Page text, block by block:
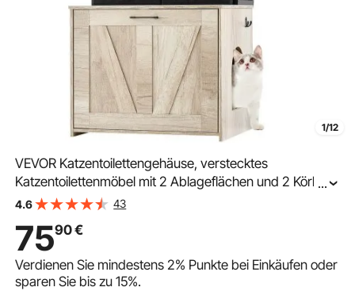
1/12
VEVOR Katzentoilettengehäuse, verstecktes
Katzentoilettenmöbel mit 2 Ablageflächen und 2 Körben,
Katzentoilette aus Holz für den Innenbereich,
Katzentoiletten, 59,9 cm L x 40,1 cm B x 127 cm H, Natur
...
4.6 43
7590€
Verdienen Sie mindestens2% Punkte bei Einkäufen oder
sparen Sie bis zu15%.